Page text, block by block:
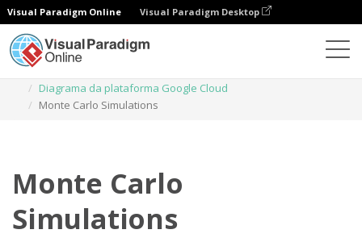
Visual Paradigm Online Visual Paradigm Desktop
Diagrama da plataforma Google Cloud
Monte Carlo Simulations
Monte Carlo
Simulations